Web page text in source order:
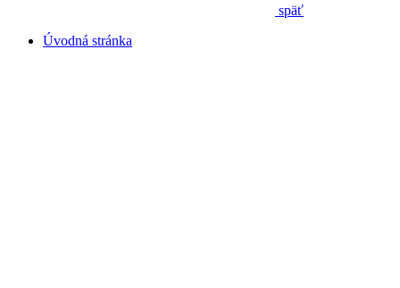
späť
Úvodná stránka